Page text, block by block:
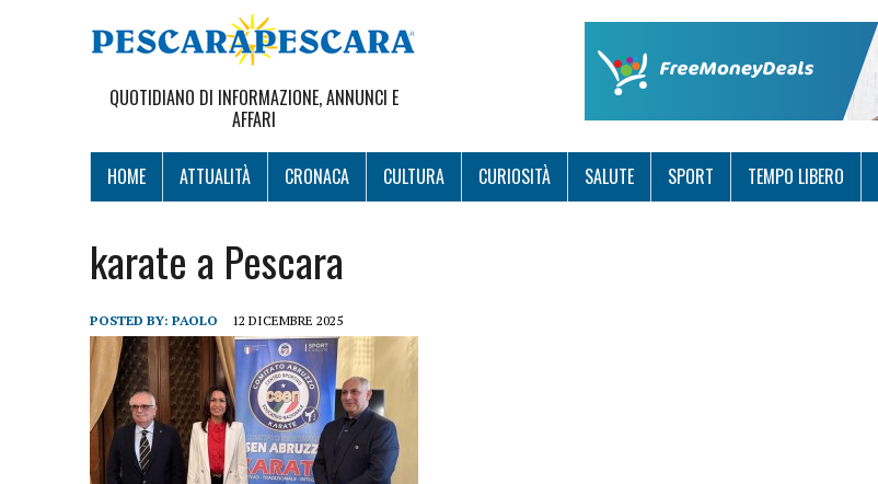
QUOTIDIANO DI INFORMAZIONE, ANNUNCI E
AFFARI
HOME ATTUALITÀ CRONACA CULTURA CURIOSITÀ SALUTE SPORT TEMPO LIBERO
karate a Pescara
POSTED BY: PAOLO 12 DICEMBRE 2025